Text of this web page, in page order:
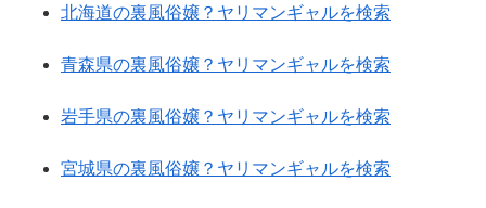
北海道の裏風俗嬢？ヤリマンギャルを検索
青森県の裏風俗嬢？ヤリマンギャルを検索
岩手県の裏風俗嬢？ヤリマンギャルを検索
宮城県の裏風俗嬢？ヤリマンギャルを検索